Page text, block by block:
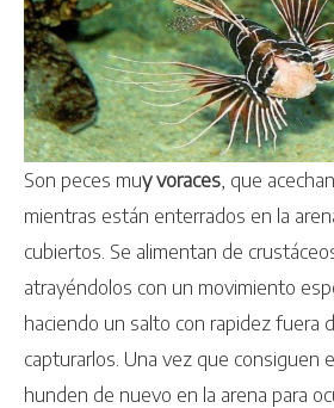
Son peces muy voraces , que
mientras están enterrados en la
cubiertos. Se alimentan de
atrayéndolos con un movimiento
haciendo un salto con rapidez fuera
capturarlos. Una vez que consiguen
hunden de nuevo en la arena para